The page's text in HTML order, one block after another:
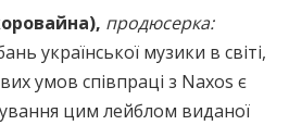
продюсерка:
української музики в світі,
умов співпраці з Naxos є
цим лейблом виданої